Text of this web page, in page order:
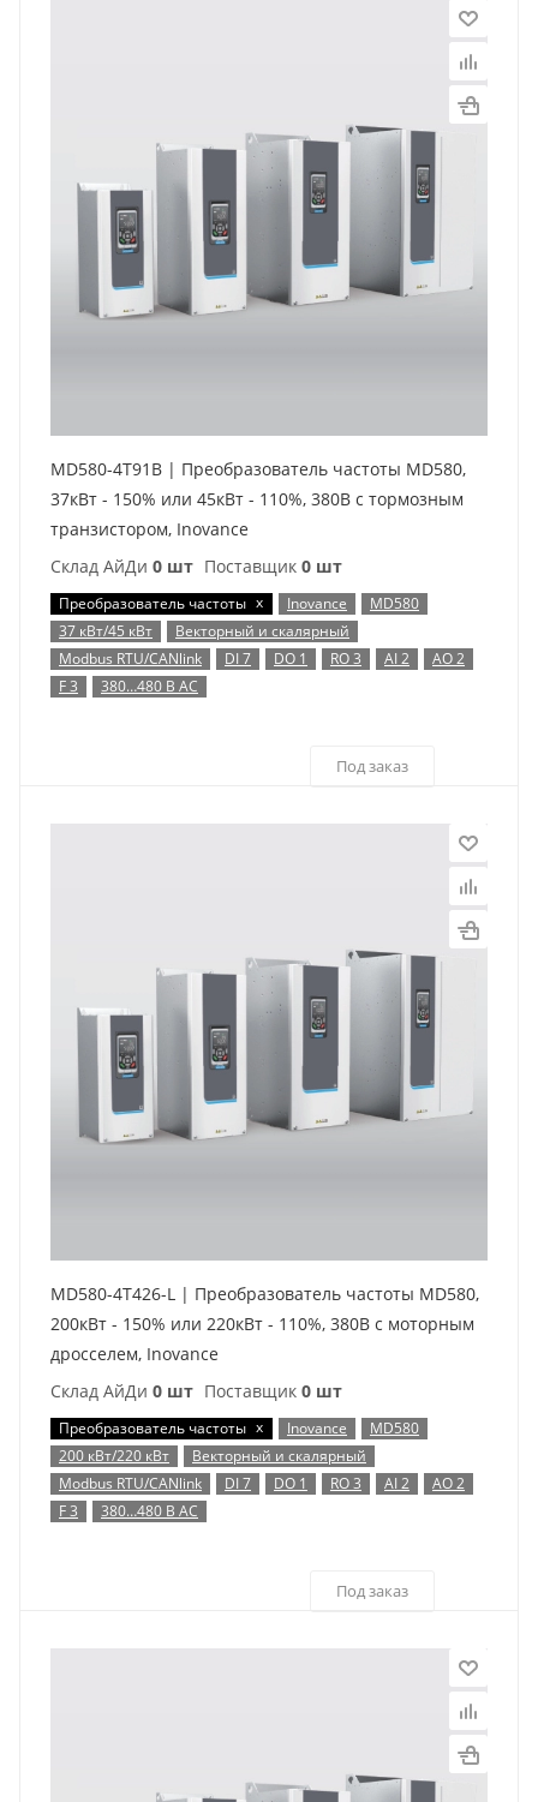
MD580-4T91B | Преобразователь частоты MD580,
37кВт - 150% или 45кВт - 110%, 380В с тормозным
транзистором, Inovance
Склад АйДи 0 шт Поставщик 0 шт
Преобразователь частоты x Inovance
MD580
37 кВт/45 кВт
Векторный и скалярный
Modbus RTU/CANlink
DI 7 DO 1 RO 3 AI 2
AO 2
F 3
380…480 В AC
Под заказ
MD580-4T426-L | Преобразователь частоты MD580,
200кВт - 150% или 220кВт - 110%, 380В с моторным
дросселем, Inovance
Склад АйДи 0 шт Поставщик 0 шт
Преобразователь частоты x Inovance
MD580
200 кВт/220 кВт
Векторный и скалярный
Modbus RTU/CANlink
DI 7 DO 1 RO 3 AI 2
AO 2
F 3
380…480 В AC
Под заказ